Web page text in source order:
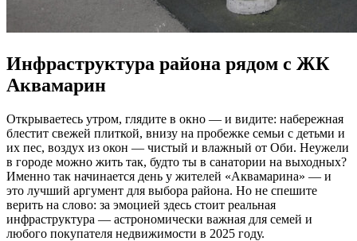
Инфраструктура района рядом с ЖК
Аквамарин
Открываетесь утром, глядите в окно — и видите: набережная
блестит свежей плиткой, внизу на пробежке семьи с детьми и
их пес, воздух из окон — чистый и влажный от Оби. Неужели
в городе можно жить так, будто ты в санатории на выходных?
Именно так начинается день у жителей «Аквамарина» — и
это лучший аргумент для выбора района. Но не спешите
верить на слово: за эмоцией здесь стоит реальная
инфраструктура — астрономически важная для семей и
любого покупателя недвижимости в 2025 году.